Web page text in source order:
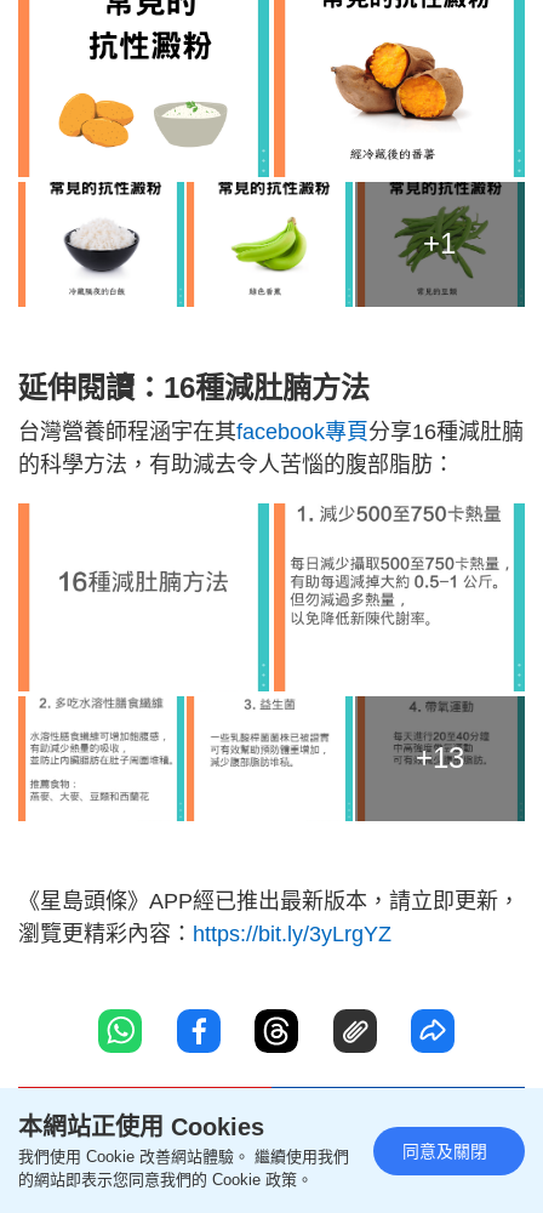
+1
延伸閱讀：16種減肚腩方法
台灣營養師程涵宇在其facebook專頁分享16種減肚腩
的科學方法，有助減去令人苦惱的腹部脂肪：
+13
《星島頭條》APP經已推出最新版本，請立即更新，
瀏覽更精彩內容： https://bit.ly/3yLrgYZ
本網站正使用 Cookies
我們使用 Cookie 改善網站體驗。 繼續使用我們
的網站即表示您同意我們的 Cookie 政策。
同意及關閉